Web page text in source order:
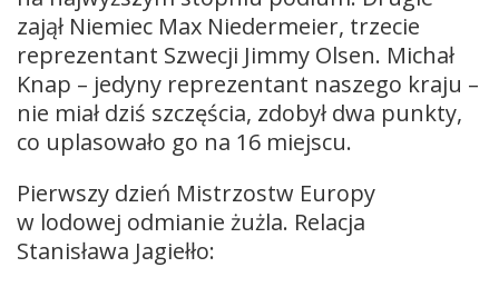
zajął Niemiec Max Niedermeier, trzecie
reprezentant Szwecji Jimmy Olsen. Michał
Knap – jedyny reprezentant naszego kraju –
nie miał dziś szczęścia, zdobył dwa punkty,
co uplasowało go na 16 miejscu.
Pierwszy dzień Mistrzostw Europy
w lodowej odmianie żużla. Relacja
Stanisława Jagiełło: